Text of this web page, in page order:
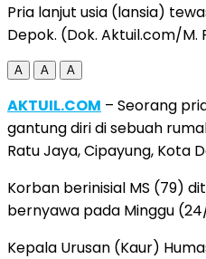
Pria lanjut usia (lansia)
Depok. (Dok. Aktuil.com/M.
A A A
AKTUIL.COM – Seorang
gantung diri di sebuah
Ratu Jaya, Cipayung, Kota
Korban berinisial MS (79)
bernyawa pada Minggu
Kepala Urusan (Kaur)